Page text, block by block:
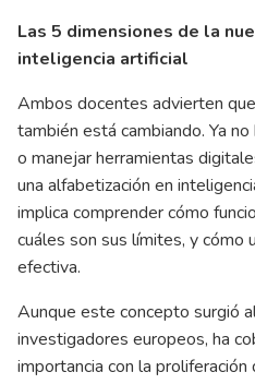
Las 5 dimensiones de la
inteligencia artificial
Ambos docentes advierten
también está cambiando. Ya
o manejar herramientas
una alfabetización en
implica comprender cómo
cuáles son sus límites, y cómo
efectiva.
Aunque este concepto surgió
investigadores europeos, ha
importancia con la